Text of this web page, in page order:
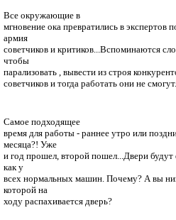
Все окружающие в
мгновение ока превратились в экспертов
армия
советчиков и критиков...Вспоминаются
чтобы
парализовать , вывести из строя
советчиков и тогда работать они не смогут.
Самое подходящее
время для работы - раннее утро или
месяца?! Уже
и год прошел, второй пошел...Двери
как у
всех нормальных машин. Почему? А вы
которой на
ходу распахивается дверь?